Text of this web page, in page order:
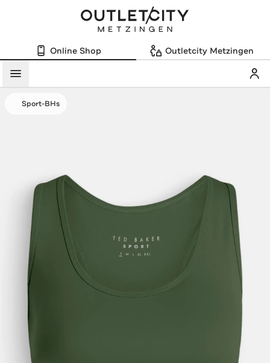
Online Shop Outletcity Metzingen
Menü
Sport-BHs